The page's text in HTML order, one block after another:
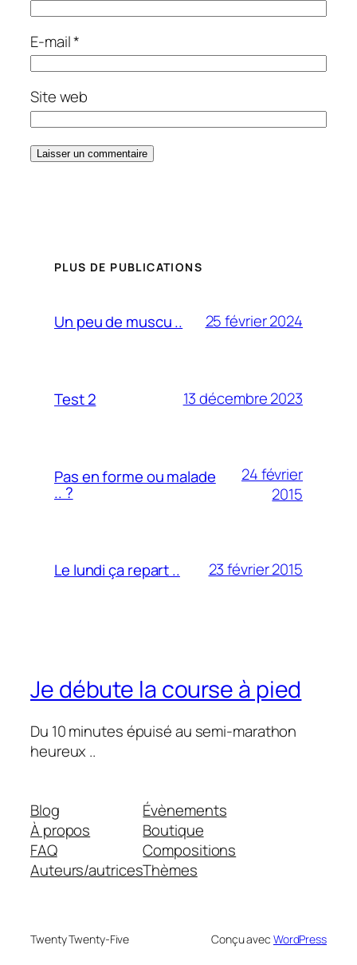
E-mail*
Site web
PLUS DE PUBLICATIONS
Un peu de muscu .. 25 février 2024
Test 2 13 décembre 2023
Pas en forme ou malade
.. ?
24 février
2015
Le lundi ça repart .. 23 février 2015
Je débute la course à pied
Du 10 minutes épuisé au semi-marathon
heureux ..
Blog
À propos
FAQ
Auteurs/autrices
Évènements
Boutique
Compositions
Thèmes
Twenty Twenty-Five Conçu avec WordPress